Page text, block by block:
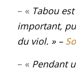
– « Tabou
important,
du viol. » –
– « Pendant